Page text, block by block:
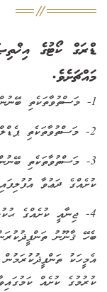
ޑްރަގް ކޯޓުގެ
މައްޗަށެވެ.
1- މަސްތުވާތަކެތި ބޭނުންކުރުމުގެ ކުށުގެ ދަޢުވާ އުފުލިފައިވާ މީހުން.
2- މަސްތުވާތަކެތި ޕެޑްލްކުރުމުގެ ކުށުގެ ދަޢުވާ އުފުލިފައިވާ މީހުން.
3- މަސްތުވާތަކެތި
ކުށެއްގެ ދަޢުވާ
4- ޖިނާއީ ކުށެއްގެ
ބެހޭ ޤާނޫނު
އެމީހަކު
ކުރުމުގެ ކުށެއް